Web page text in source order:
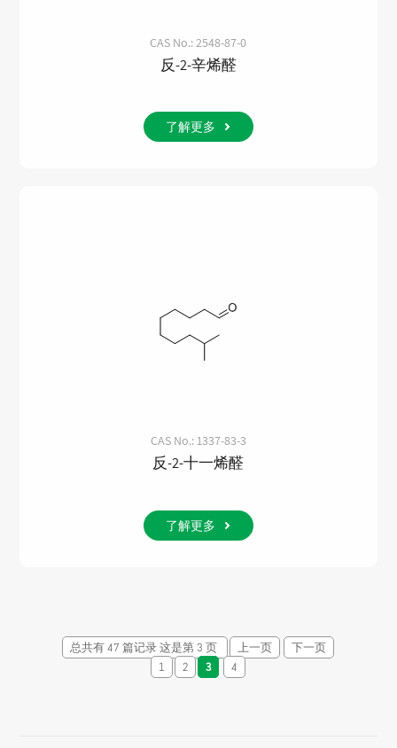
CAS No.: 2548-87-0
反-2-辛烯醛
了解更多
CAS No.: 1337-83-3
反-2-十一烯醛
了解更多
总共有 47 篇记录 这是第 3 页 上一页
下一页
1
2 3 4